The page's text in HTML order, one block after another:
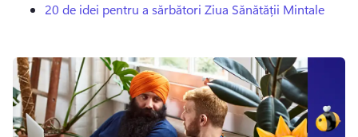
20 de idei pentru a sărbători Ziua Sănătății Mintale